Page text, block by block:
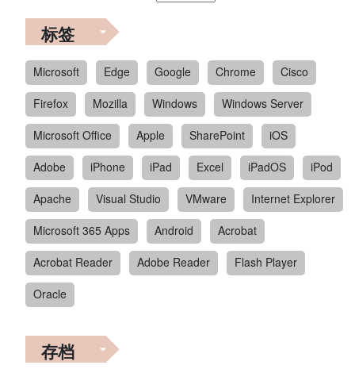
标签
Microsoft Edge Google Chrome
Cisco
Firefox
Mozilla Windows
Windows Server
Microsoft Office
Apple SharePoint
iOS
Adobe
iPhone iPad Excel iPadOS
iPod
Apache
Visual Studio VMware
Internet Explorer
Microsoft 365 Apps
Android
Acrobat
Acrobat Reader
Adobe Reader
Flash Player
Oracle
存档